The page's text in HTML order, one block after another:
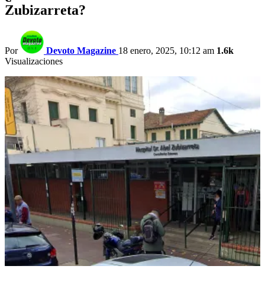
Zubizarreta?
Por Devoto Magazine 18 enero, 2025, 10:12 am 1.6k
Visualizaciones